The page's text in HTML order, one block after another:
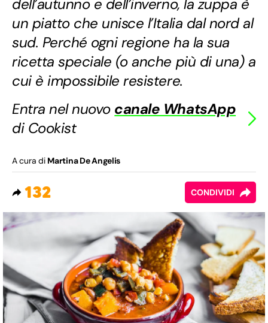
dell’autunno e dell’inverno, la zuppa è
un piatto che unisce l’Italia dal nord al
sud. Perché ogni regione ha la sua
ricetta speciale (o anche più di una) a
cui è impossibile resistere.
Entra nel nuovo canale WhatsApp
di Cookist
A cura di Martina De Angelis
132 CONDIVIDI